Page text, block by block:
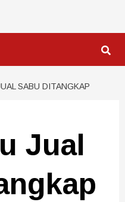
SABU DITANGKAP
Jual